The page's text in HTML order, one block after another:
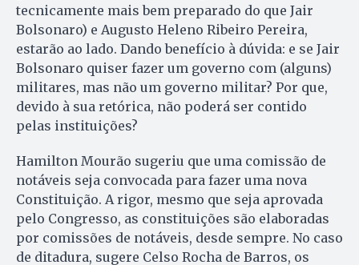
tecnicamente mais bem preparado do que Jair
Bolsonaro) e Augusto Heleno Ribeiro Pereira,
estarão ao lado. Dando benefício à dúvida: e se Jair
Bolsonaro quiser fazer um governo com (alguns)
militares, mas não um governo militar? Por que,
devido à sua retórica, não poderá ser contido
pelas instituições?
Hamilton Mourão sugeriu que uma comissão de
notáveis seja convocada para fazer uma nova
Constituição. A rigor, mesmo que seja aprovada
pelo Congresso, as constituições são elaboradas
por comissões de notáveis, desde sempre. No caso
de ditadura, sugere Celso Rocha de Barros, os